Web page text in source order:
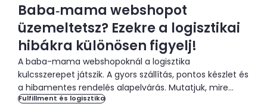
Baba‑mama webshopot
üzemeltetsz? Ezekre a logisztikai
hibákra különösen figyelj!
A baba-mama webshopoknál a logisztika
kulcsszerepet játszik. A gyors szállítás, pontos készlet és
a hibamentes rendelés alapelvárás. Mutatjuk, mire
figyelj!
Fulfillment és logisztika